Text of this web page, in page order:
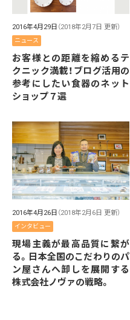
2016年4月29日 （2018年2月7日 更新）
ニュース
お客様との距離を縮めるテ
クニック満載！ブログ活用の
参考にしたい食器のネット
ショップ７選
2016年4月26日 （2018年2月6日 更新）
インタビュー
現場主義が最高品質に繋が
る。日本全国のこだわりのパ
ン屋さんへ卸しを展開する
株式会社ノヴァの戦略。